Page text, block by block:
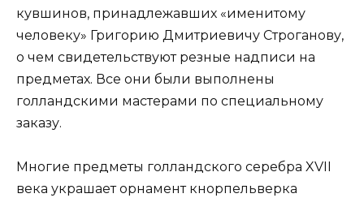
кувшинов, принадлежавших «именитому
человеку» Григорию Дмитриевичу Строганову,
о чем свидетельствуют резные надписи на
предметах. Все они были выполнены
голландскими мастерами по специальному
заказу.
Многие предметы голландского серебра XVII
века украшает орнамент кнорпельверка